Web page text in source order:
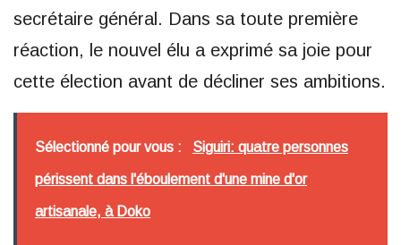
secrétaire général. Dans sa toute première
réaction, le nouvel élu a exprimé sa joie pour
cette élection avant de décliner ses ambitions.
Sélectionné pour vous : Siguiri: quatre personnes
périssent dans l'éboulement d'une mine d'or
artisanale, à Doko